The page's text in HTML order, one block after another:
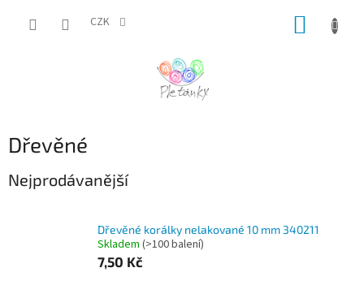
CZK
Dřevěné
Nejprodávanější
Dřevěné korálky nelakované 10 mm 340211
Skladem (>100 balení)
7,50 Kč